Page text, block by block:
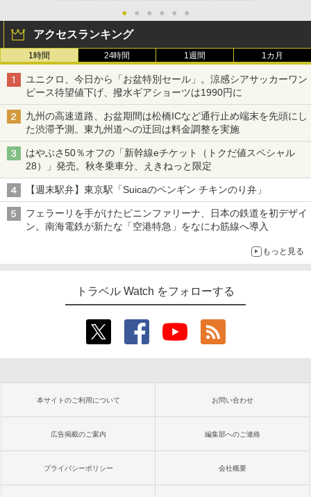
● ● ● ● ● ●
アクセスランキング
1時間 24時間 1週間 1カ月
ユニクロ、今日から「お盆特別セール」。涼感シアサッカーワン
ピース待望値下げ、撥水ギアショーツは1990円に
九州の高速道路、お盆期間は松橋ICなど通行止め端末を先頭にし
た渋滞予測。東九州道への迂回は料金調整を実施
はやぶさ50％オフの「新幹線eチケット（トクだ値スペシャル
28）」発売。秋冬乗車分、えきねっと限定
【週末駅弁】東京駅「Suicaのペンギン チキンのり弁」
フェラーリを手がけたピニンファリーナ、日本の鉄道を初デザイ
ン。南海電鉄が新たな「空港特急」をなにわ筋線へ導入
もっと見る
トラベル Watch をフォローする
本サイトのご利用について お問い合わせ
広告掲載のご案内 編集部へのご連絡
プライバシーポリシー 会社概要